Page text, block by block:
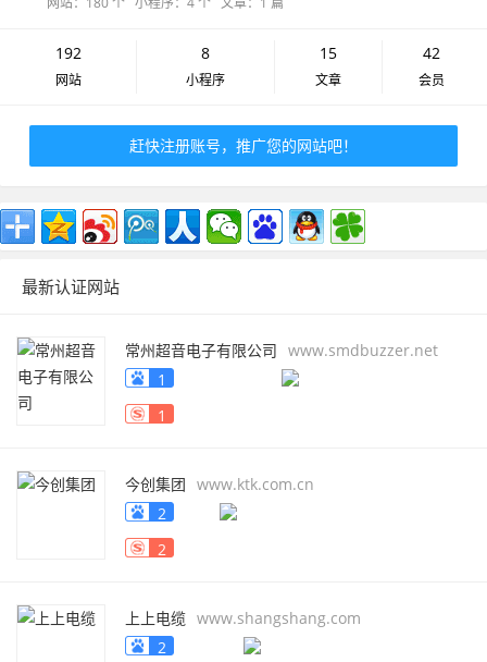
192
网站
8
小程序
15
文章
42
会员
赶快注册账号，推广您的网站吧！
最新认证网站
常州超音电子有限公司 www.smdbuzzer.net
1
1
今创集团 www.ktk.com.cn
2
2
上上电缆 www.shangshang.com
2